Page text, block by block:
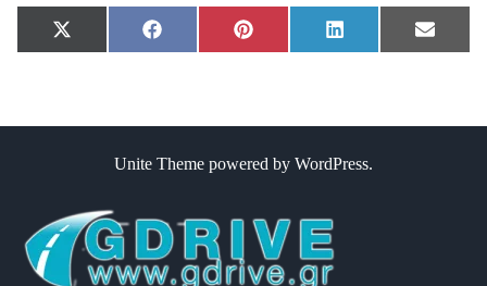
Share
on
X
(
i
)
Share
on
F
a
b
o
Share
on
P
i
e
e
Share
on
L
i
e
I
Share
on
E
m
l
Unite Theme powered by WordPress.